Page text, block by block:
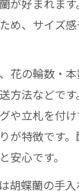
が好まれま
め、サイズ
花の輪数・
方法などで
や立札を付
が特徴です。
安心です。
胡蝶蘭の手